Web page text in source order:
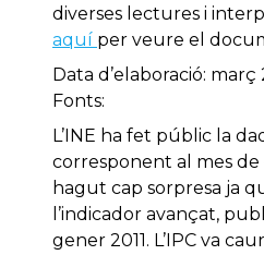
diverses lectures i
aquí per veure el
Data d’elaboració: març
Fonts:
L’INE ha fet públic la
corresponent al mes de
hagut cap sorpresa ja
l’indicador avançat,
gener 2011. L’IPC va